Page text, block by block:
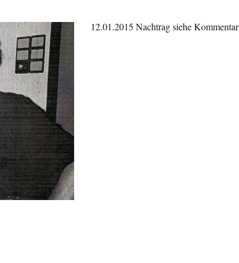
12.01.2015 Nachtrag siehe Kommentar